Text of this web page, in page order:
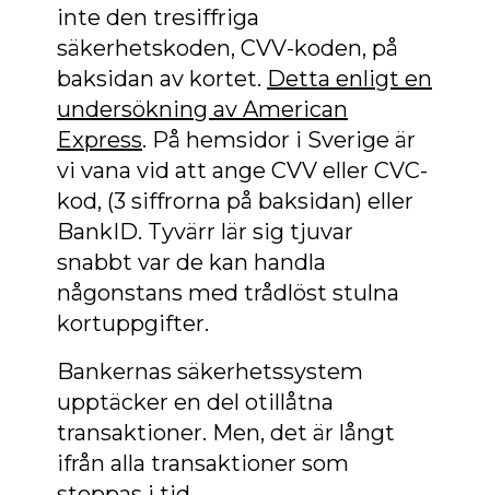
inte den tresiffriga
säkerhetskoden, CVV-koden, på
baksidan av kortet. Detta enligt en
undersökning av American
Express. På hemsidor i Sverige är
vi vana vid att ange CVV eller CVC-
kod, (3 siffrorna på baksidan) eller
BankID. Tyvärr lär sig tjuvar
snabbt var de kan handla
någonstans med trådlöst stulna
kortuppgifter.
Bankernas säkerhetssystem
upptäcker en del otillåtna
transaktioner. Men, det är långt
ifrån alla transaktioner som